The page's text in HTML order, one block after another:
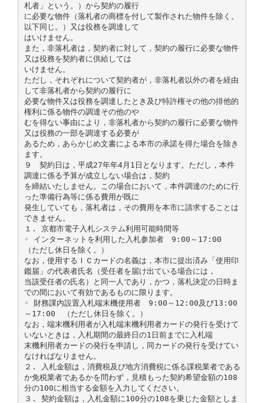
札者」という。）から契約の履行
に必要な物件（落札者の商標を付して製作された物件を除く。
以下同じ。）又は役務を調達して
はいけません。
また，非落札者は，契約者に対して，契約の履行に必要な物件
又は役務を契約者に供給しては
いけません。
ただし，それぞれについて契約者が，非落札者以外の者を経由
して非落札者から契約の履行に
必要な物件又は役務を調達したとき及び特許権その他の排他的
権利に係る物件の調達その他のや
むを得ない事由により，非落札者から契約の履行に必要な物件
又は役務の一部を調達する必要が
あるため，あらかじめ文書による本市の承諾を得た場合を除き
ます。
９ 契約日は，平成27年年4月1日となります。ただし，本件
調達に係る予算が成立しない場合は，契約
を締結いたしません。この場合において，本件調達のために行
った準備行為等に係る費用が既に
発生していても，落札者は，その費用を本市に請求することは
できません。
１. 京都市電子入札システム利用可能時間等
◦ インターネットを利用した入札参加者 9:00～17:00
（ただし休日を除く。）
なお，使用するＩＣカードの名義は，本市に提出済み「使用印
鑑届」の代表者氏名（受任者を届け出ている場合には，
当該受任者の氏名）と同一人であり，かつ，落札決定の日時ま
での間において有効であるものに限ります。
◦ 財務課内設置入札端末機使用者 9:00～12:00及び13:00
～17:00 （ただし休日を除く。）
なお，端末機利用者が入札端末機利用者カードの発行を受けて
いないときは，入札期間の最終日の1日前までに入札端
末機利用者カードの発行を申請し，同カードの発行を受けてい
なければなりません。
２. 入札金額は，消費税及び地方消費税に係る課税業者である
か免税業者であるかを問わず，見積もった契約希望金額の108
分の100に相当する金額を入力してください。
３. 契約金額は，入札金額に100分の108を乗じた金額としま